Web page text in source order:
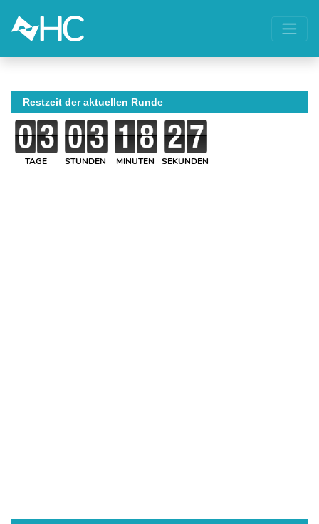
Restzeit der aktuellen Runde
TAGE STUNDEN MINUTEN SEKUNDEN